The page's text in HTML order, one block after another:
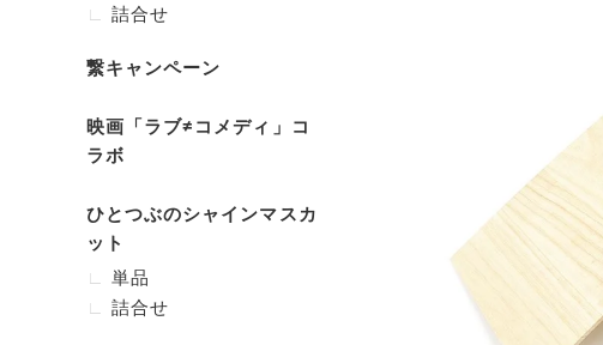
詰合せ
繋キャンペーン
映画「ラブ≠コメディ」コ
ラボ
ひとつぶのシャインマスカ
ット
単品
詰合せ